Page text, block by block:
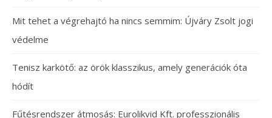
Mit tehet a végrehajtó ha nincs semmim: Újváry Zsolt jogi
védelme
Tenisz karkötő: az örök klasszikus, amely generációk óta
hódít
Fűtésrendszer átmosás: Eurolikvid Kft. professzionális